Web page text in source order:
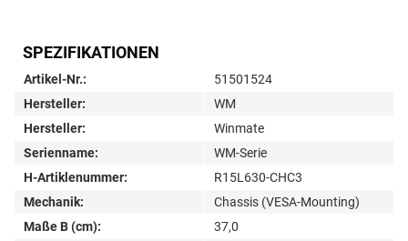
SPEZIFIKATIONEN
Artikel-Nr.:
51501524
Hersteller:
WM
Hersteller:
Winmate
Serienname:
WM-Serie
H-Artiklenummer:
R15L630-CHC3
Mechanik:
Chassis (VESA-Mounting)
Maße B (cm):
37,0